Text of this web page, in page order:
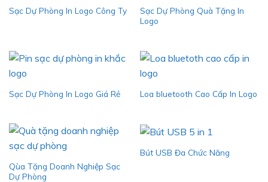
Sạc Dự Phòng In Logo Công Ty
Sạc Dự Phòng Quà Tặng In
Logo
Sạc Dự Phòng In Logo Giá Rẻ Loa bluetooth Cao Cấp In Logo
Qùa Tặng Doanh Nghiệp Sạc
Dự Phòng
Bút USB Đa Chức Năng